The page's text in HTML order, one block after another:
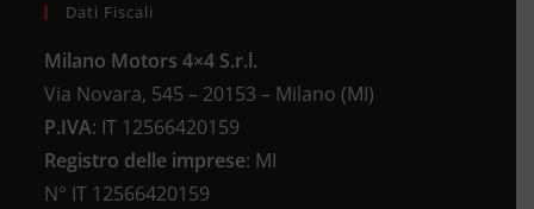
Dati Fiscali
Milano Motors 4×4 S.r.l.
Via Novara, 545 – 20153 – Milano (MI)
P.IVA: IT 12566420159
Registro delle imprese: MI
N° IT 12566420159